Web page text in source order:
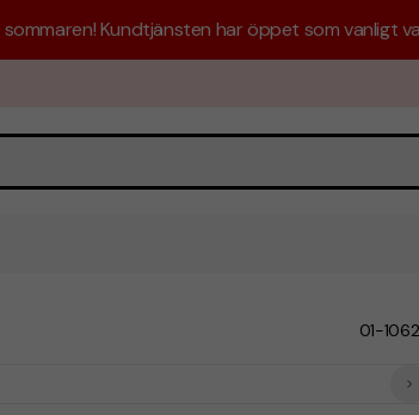
Kundtjänsten har öppet som vanligt
01-